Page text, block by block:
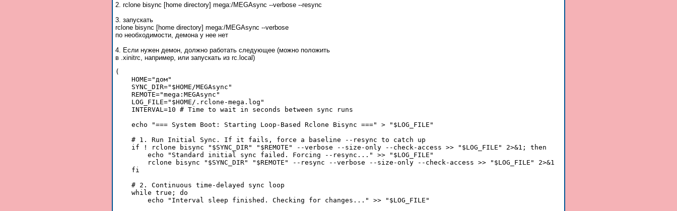
2. rclone bisync [home directory] mega:/MEGAsync --verbose --resync
3. запускать
rclone bisync [home directory] mega:/MEGAsync --verbose
по необходимости, демона у нее нет
4. Если нужен демон, должно работать следующее (можно положить
в .xinitrc, например, или запускать из rc.local)
(
    HOME="дом"
    SYNC_DIR="$HOME/MEGAsync"
    REMOTE="mega:MEGAsync"
    LOG_FILE="$HOME/.rclone-mega.log"
    INTERVAL=10 # Time to wait in seconds between sync runs
    echo "=== System Boot: Starting Loop-Based Rclone Bisync ===" > "$LOG_FILE"
    # 1. Run Initial Sync. If it fails, force a baseline --resync to catch up
    if ! rclone bisync "$SYNC_DIR" "$REMOTE" --verbose --size-only --check-access >> "$LOG_FILE" 2>&1; then
        echo "Standard initial sync failed. Forcing --resync..." >> "$LOG_FILE"
        rclone bisync "$SYNC_DIR" "$REMOTE" --resync --verbose --size-only --check-access >> "$LOG_FILE" 2>&1
    fi
    # 2. Continuous time-delayed sync loop
    while true; do
        echo "Interval sleep finished. Checking for changes..." >> "$LOG_FILE"